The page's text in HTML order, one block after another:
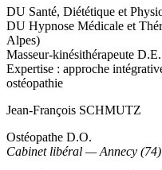
DU Santé, Diététique et
DU Hypnose Médicale et
Alpes)
Masseur-kinésithérapeute D.E.
Expertise : approche
ostéopathie
Jean-François SCHMUTZ
Ostéopathe D.O.
Cabinet libéral — Annecy (74)